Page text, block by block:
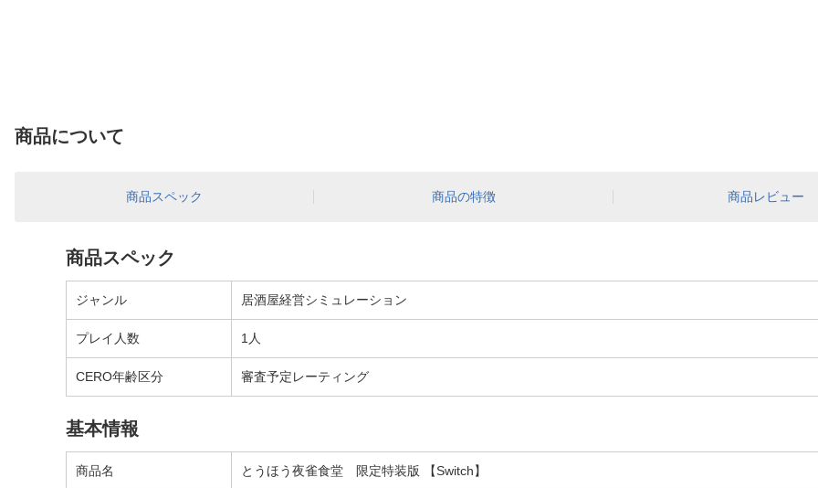
商品について
商品スペック 商品の特徴 商品レビュー
商品スペック
ジャンル 居酒屋経営シミュレーション
プレイ人数 1人
CERO年齢区分 審査予定レーティング
基本情報
商品名 とうほう夜雀食堂 限定特装版 【Switch】